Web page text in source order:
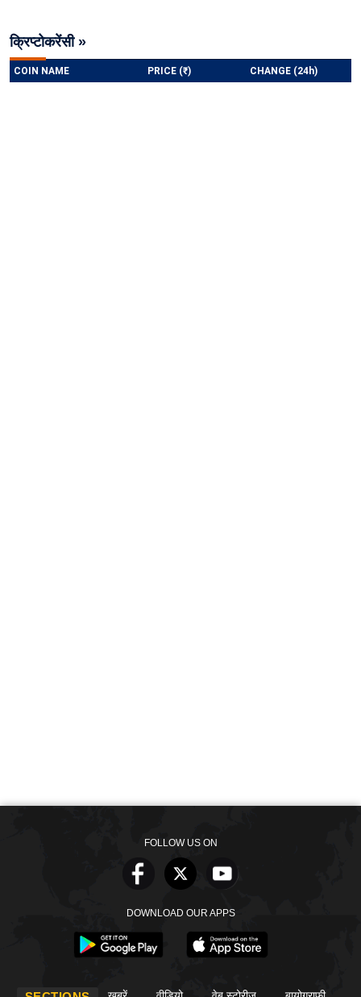
क्रिप्टोकरेंसी »
FOLLOW US ON
DOWNLOAD OUR APPS